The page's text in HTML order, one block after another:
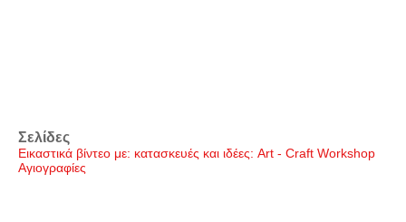
Σελίδες
Εικαστικά βίντεο με: κατασκευές και ιδέες: Art - Craft Workshop
Αγιογραφίες